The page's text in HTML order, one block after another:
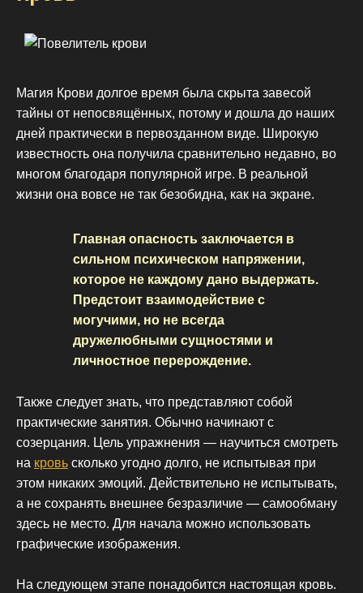
Магия Крови долгое время была скрыта завесой
тайны от непосвящённых, потому и дошла до наших
дней практически в первозданном виде. Широкую
известность она получила сравнительно недавно, во
многом благодаря популярной игре. В реальной
жизни она вовсе не так безобидна, как на экране.
Главная опасность заключается в
сильном психическом напряжении,
которое не каждому дано выдержать.
Предстоит взаимодействие с
могучими, но не всегда
дружелюбными сущностями и
личностное перерождение.
Также следует знать, что представляют собой
практические занятия. Обычно начинают с
созерцания. Цель упражнения — научиться смотреть
на кровь сколько угодно долго, не испытывая при
этом никаких эмоций. Действительно не испытывать,
а не сохранять внешнее безразличие — самообману
здесь не место. Для начала можно использовать
графические изображения.
На следующем этапе понадобится настоящая кровь.